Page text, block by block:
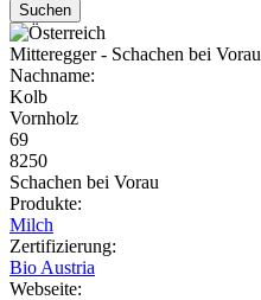
Mitteregger - Schachen bei Vorau
Nachname:
Kolb
Vornholz
69
8250
Schachen bei Vorau
Produkte:
Milch
Zertifizierung:
Bio Austria
Webseite: